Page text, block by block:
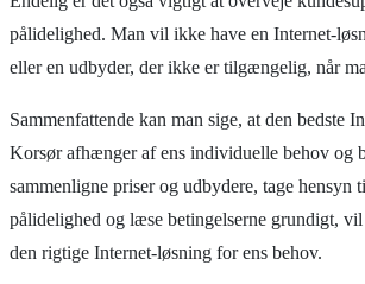
pålidelighed. Man vil ikke have en Internet-
eller en udbyder, der ikke er tilgængelig, når
Sammenfattende kan man sige, at den bedste
Korsør afhænger af ens individuelle behov og
sammenligne priser og udbydere, tage hensyn
pålidelighed og læse betingelserne grundigt,
den rigtige Internet-løsning for ens behov.